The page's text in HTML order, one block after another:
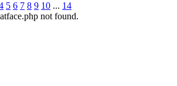
5 6 7 8 9 10 ... 14
not found.